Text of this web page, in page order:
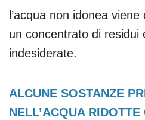
l’acqua non idonea
un concentrato di residui
indesiderate.
ALCUNE SOSTANZE
NELL’ACQUA RIDOTTE